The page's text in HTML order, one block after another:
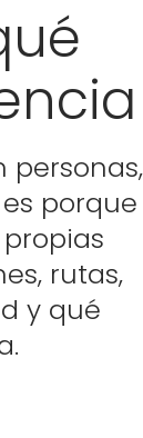
personas,
porque
rutas,
y qué